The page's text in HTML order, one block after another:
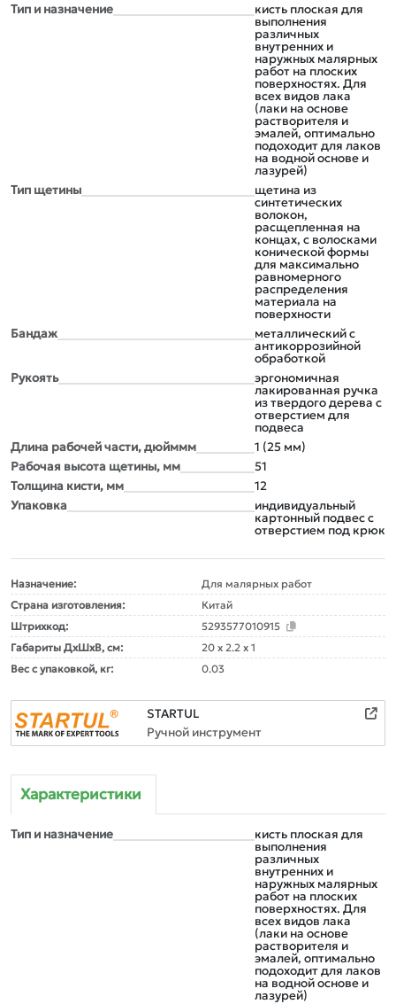
Тип и назначение
кисть плоская для
выполнения
различных
внутренних и
наружных малярных
работ на плоских
поверхностях. Для
всех видов лака
(лаки на основе
растворителя и
эмалей, оптимально
подоходит для лаков
на водной основе и
лазурей)
Тип щетины
щетина из
синтетических
волокон,
расщепленная на
концах, с волосками
конической формы
для максимально
равномерного
распределения
материала на
поверхности
Бандаж
металлический с
антикоррозийной
обработкой
Рукоять
эргономичная
лакированная ручка
из твердого дерева с
отверстием для
подвеса
Длина рабочей части, дюйммм
1 (25 мм)
Рабочая высота щетины, мм
51
Толщина кисти, мм
12
Упаковка
индивидуальный
картонный подвес с
отверстием под крюк
Назначение:
Для малярных работ
Страна изготовления:
Китай
Штрихкод:
5293577010915
Габариты ДxШxВ, см:
20 x 2.2 x 1
Вес с упаковкой, кг:
0.03
STARTUL
Ручной инструмент
Характеристики
Тип и назначение
кисть плоская для
выполнения
различных
внутренних и
наружных малярных
работ на плоских
поверхностях. Для
всех видов лака
(лаки на основе
растворителя и
эмалей, оптимально
подоходит для лаков
на водной основе и
лазурей)